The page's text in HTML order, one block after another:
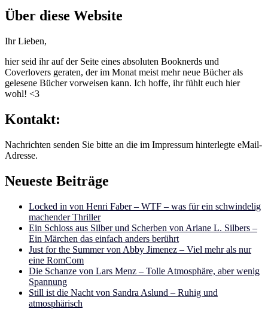
Über diese Website
Ihr Lieben,
hier seid ihr auf der Seite eines absoluten Booknerds und
Coverlovers geraten, der im Monat meist mehr neue Bücher als
gelesene Bücher vorweisen kann. Ich hoffe, ihr fühlt euch hier
wohl! <3
Kontakt:
Nachrichten senden Sie bitte an die im Impressum hinterlegte eMail-
Adresse.
Neueste Beiträge
Locked in von Henri Faber – WTF – was für ein schwindelig
machender Thriller
Ein Schloss aus Silber und Scherben von Ariane L. Silbers –
Ein Märchen das einfach anders berührt
Just for the Summer von Abby Jimenez – Viel mehr als nur
eine RomCom
Die Schanze von Lars Menz – Tolle Atmosphäre, aber wenig
Spannung
Still ist die Nacht von Sandra Aslund – Ruhig und
atmosphärisch